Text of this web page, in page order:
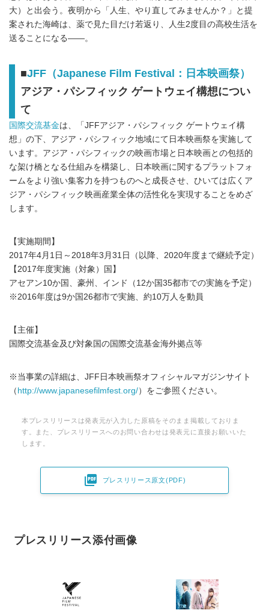
大）と出会う。夜明から「人生、やり直してみませんか？」と提
案された海崎は、薬で見た目だけ若返り、人生2度目の高校生活を
送ることになる――。
■JFF（Japanese Film Festival：日本映画祭）
アジア・パシフィック ゲートウェイ構想につい
て
国際交流基金は、「JFFアジア・パシフィック ゲートウェイ構
想」の下、アジア・パシフィック地域にて日本映画祭を実施して
います。アジア・パシフィックの映画市場と日本映画との包括的
な架け橋となる仕組みを構築し、日本映画に関するプラットフォ
ームをより強い集客力を持つものへと成長させ、ひいては広くア
ジア・パシフィック映画産業全体の活性化を実現することをめざ
します。
【実施期間】
2017年4月1日～2018年3月31日（以降、2020年度まで継続予定）
【2017年度実施（対象）国】
アセアン10か国、豪州、インド（12か国35都市での実施を予定）
※2016年度は9か国26都市で実施、約10万人を動員
【主催】
国際交流基金及び対象国の国際交流基金海外拠点等
※当事業の詳細は、JFF日本映画祭オフィシャルマガジンサイト
（ http://www.japanesefilmfest.org/）をご参照ください。
本プレスリリースは発表元が入力した原稿をそのまま掲載しておりま
す。また、プレスリリースへのお問い合わせは発表元に直接お願いいた
します。
 プレスリリース原文(PDF)
プレスリリース添付画像